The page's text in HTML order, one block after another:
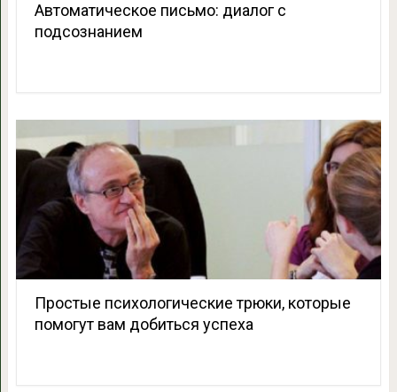
Автоматическое письмо: диалог с
подсознанием
Простые психологические трюки, которые
помогут вам добиться успеха